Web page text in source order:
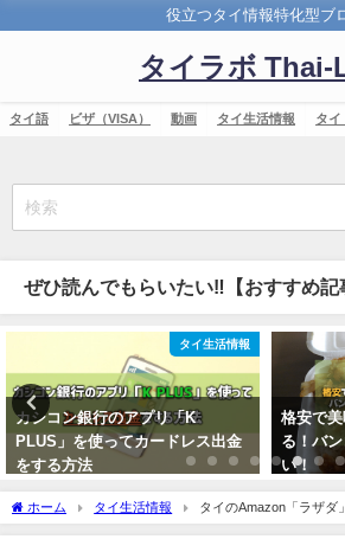
役立つタイ情報特化型ブ
タイラボ Thai-
タイ語 ビザ（VISA） 動画 タイ生活情報 タイ
ぜひ読んでもらいたい‼【おすすめ記
タイ生活情報
格安で美味しい日本食が食べられ
る！バンコクDPUの学生食堂が熱
い！
子供と
立つ二
「いな
ホーム タイ生活情報
タイのAmazon「ラザダ
【12/12-14】